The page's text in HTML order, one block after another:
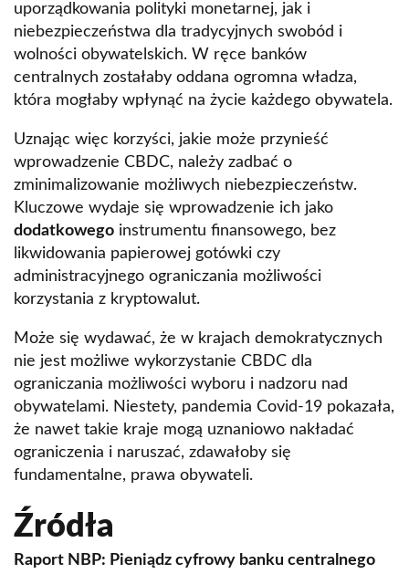
uporządkowania polityki monetarnej, jak i
niebezpieczeństwa dla tradycyjnych swobód i
wolności obywatelskich. W ręce banków
centralnych zostałaby oddana ogromna władza,
która mogłaby wpłynąć na życie każdego obywatela.
Uznając więc korzyści, jakie może przynieść
wprowadzenie CBDC, należy zadbać o
zminimalizowanie możliwych niebezpieczeństw.
Kluczowe wydaje się wprowadzenie ich jako
dodatkowego instrumentu finansowego, bez
likwidowania papierowej gotówki czy
administracyjnego ograniczania możliwości
korzystania z kryptowalut.
Może się wydawać, że w krajach demokratycznych
nie jest możliwe wykorzystanie CBDC dla
ograniczania możliwości wyboru i nadzoru nad
obywatelami. Niestety, pandemia Covid-19 pokazała,
że nawet takie kraje mogą uznaniowo nakładać
ograniczenia i naruszać, zdawałoby się
fundamentalne, prawa obywateli.
Źródła
Raport NBP: Pieniądz cyfrowy banku centralnego